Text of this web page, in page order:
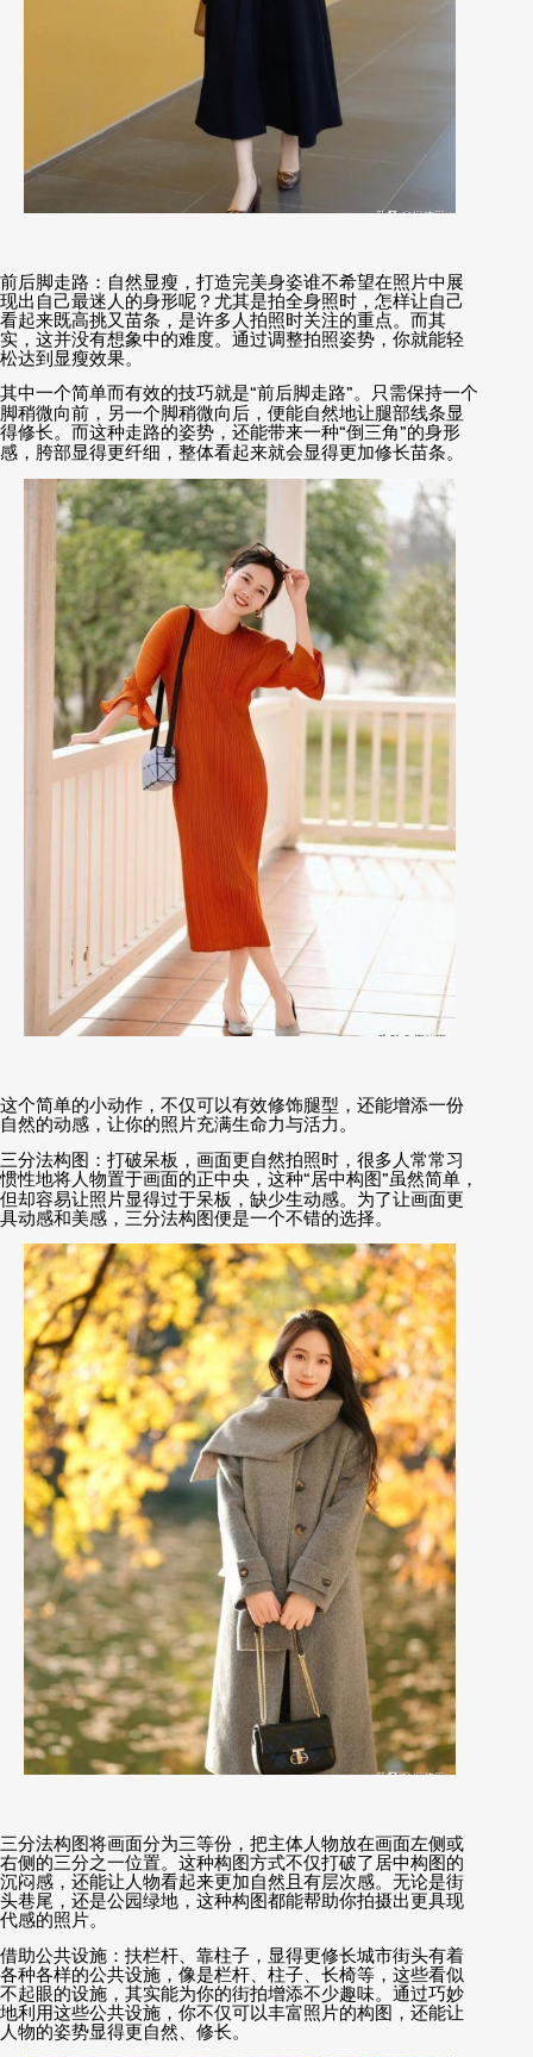
前后脚走路：自然显瘦，打造完美身姿谁不希望在照片中展
现出自己最迷人的身形呢？尤其是拍全身照时，怎样让自己
看起来既高挑又苗条，是许多人拍照时关注的重点。而其
实，这并没有想象中的难度。通过调整拍照姿势，你就能轻
松达到显瘦效果。
其中一个简单而有效的技巧就是“前后脚走路”。只需保持一个
脚稍微向前，另一个脚稍微向后，便能自然地让腿部线条显
得修长。而这种走路的姿势，还能带来一种“倒三角”的身形
感，胯部显得更纤细，整体看起来就会显得更加修长苗条。
这个简单的小动作，不仅可以有效修饰腿型，还能增添一份
自然的动感，让你的照片充满生命力与活力。
三分法构图：打破呆板，画面更自然拍照时，很多人常常习
惯性地将人物置于画面的正中央，这种“居中构图”虽然简单，
但却容易让照片显得过于呆板，缺少生动感。为了让画面更
具动感和美感，三分法构图便是一个不错的选择。
三分法构图将画面分为三等份，把主体人物放在画面左侧或
右侧的三分之一位置。这种构图方式不仅打破了居中构图的
沉闷感，还能让人物看起来更加自然且有层次感。无论是街
头巷尾，还是公园绿地，这种构图都能帮助你拍摄出更具现
代感的照片。
借助公共设施：扶栏杆、靠柱子，显得更修长城市街头有着
各种各样的公共设施，像是栏杆、柱子、长椅等，这些看似
不起眼的设施，其实能为你的街拍增添不少趣味。通过巧妙
地利用这些公共设施，你不仅可以丰富照片的构图，还能让
人物的姿势显得更自然、修长。